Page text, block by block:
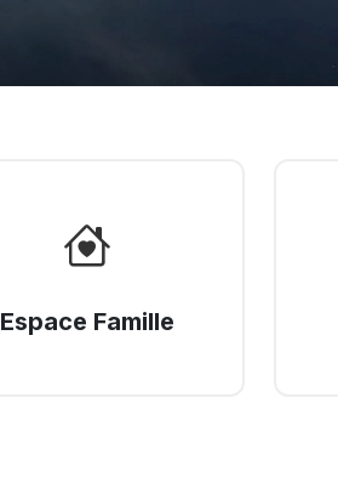
Espace Famille